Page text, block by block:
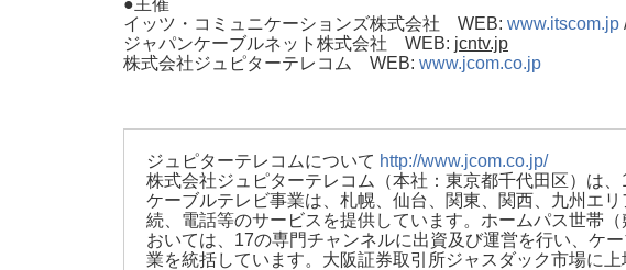
イッツ・コミュニケーションズ株式会社 WEB: www.itscom.jp
ジャパンケーブルネット株式会社 WEB: jcntv.jp
株式会社ジュピターテレコム WEB: www.jcom.co.jp
ジュピターテレコムについて http://www.jcom.co.jp/
株式会社ジュピターテレコム（本社：東京都千代田区）は
ケーブルテレビ事業は、札幌、仙台、関東、関西、九州エ
続、電話等のサービスを提供しています。ホームパス世帯
おいては、17の専門チャンネルに出資及び運営を行い、ケ
業を統括しています。大阪証券取引所ジャスダック市場